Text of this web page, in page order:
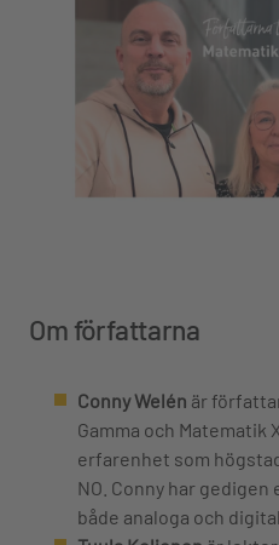
Om författarna
Conny Welén är
Gamma och Matematik
erfarenhet som
NO. Conny har
både analoga och